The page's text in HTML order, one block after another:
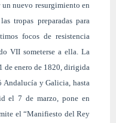
nuevo resurgimiento en
tropas preparadas para
focos de resistencia
VII someterse a ella. La
de enero de 1820, dirigida
Andalucía y Galicia, hasta
el 7 de marzo, pone en
el “Manifiesto del Rey